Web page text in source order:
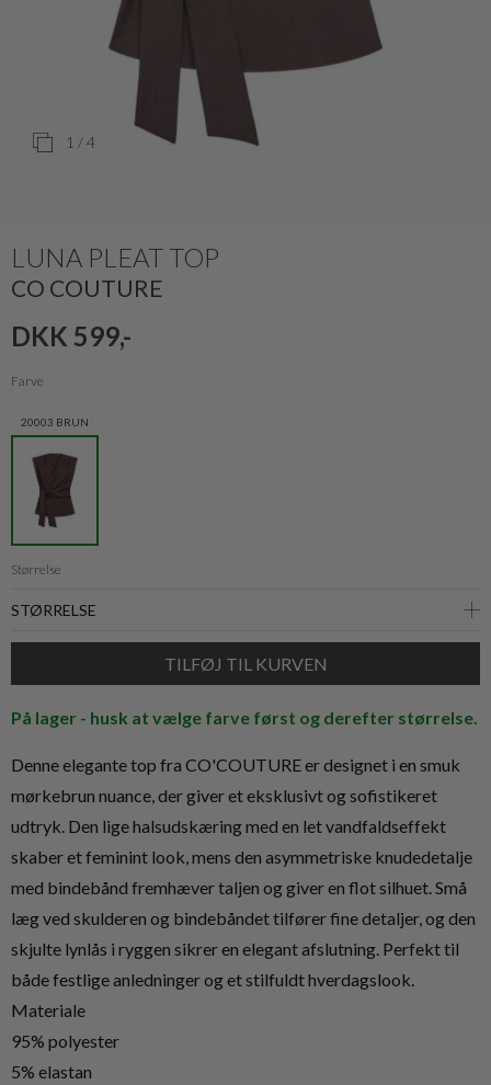
1 / 4
LUNA PLEAT TOP
CO COUTURE
DKK 599,-
Farve
20003 BRUN
Størrelse
På lager - husk at vælge farve først og derefter størrelse.
Denne elegante top fra CO'COUTURE er designet i en smuk
mørkebrun nuance, der giver et eksklusivt og sofistikeret
udtryk. Den lige halsudskæring med en let vandfaldseffekt
skaber et feminint look, mens den asymmetriske knudedetalje
med bindebånd fremhæver taljen og giver en flot silhuet. Små
læg ved skulderen og bindebåndet tilfører fine detaljer, og den
skjulte lynlås i ryggen sikrer en elegant afslutning. Perfekt til
både festlige anledninger og et stilfuldt hverdagslook.
Materiale
95% polyester
5% elastan